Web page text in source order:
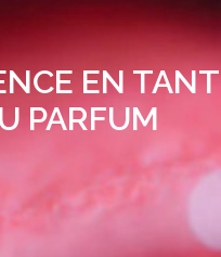
EN TANT
PARFUM